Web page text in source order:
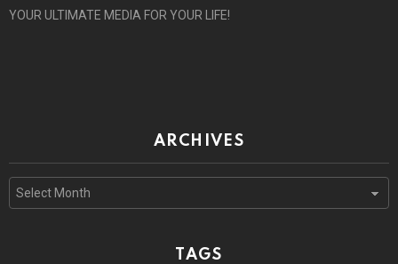
YOUR ULTIMATE MEDIA FOR YOUR LIFE!
ARCHIVES
Archives
TAGS